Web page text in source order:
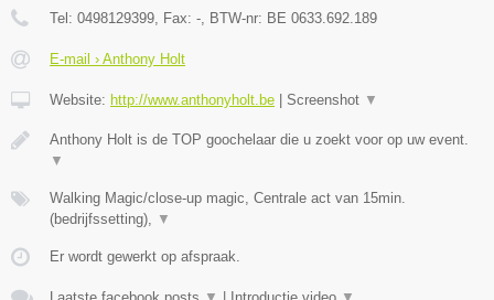
Tel: 0498129399, Fax: -, BTW-nr: BE 0633.692.189
E-mail › Anthony Holt
Website: http://www.anthonyholt.be Screenshot ▼
Anthony Holt is de TOP goochelaar die u zoekt voor op uw event.
▼
Walking Magic/close-up magic, Centrale act van 15min.
(bedrijfssetting), ▼
Er wordt gewerkt op afspraak.